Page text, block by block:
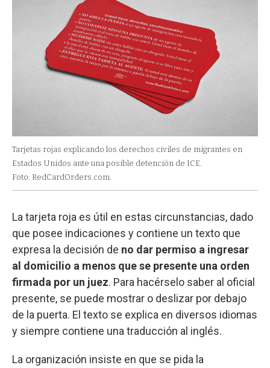
Tarjetas rojas explicando los derechos civiles de migrantes en
Estados Unidos ante una posible detención de ICE.
Foto: RedCardOrders.com.
La tarjeta roja es útil en estas circunstancias, dado
que posee indicaciones y contiene un texto que
expresa la decisión de no dar permiso a ingresar
al domicilio a menos que se presente una orden
firmada por un juez. Para hacérselo saber al oficial
presente, se puede mostrar o deslizar por debajo
de la puerta. El texto se explica en diversos idiomas
y siempre contiene una traducción al inglés.
La organización insiste en que se pida la